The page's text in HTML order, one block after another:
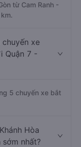
từ Cam Ranh -
xe
Quận 7 -
5 chuyến xe bắt
Hòa
sớm nhất?